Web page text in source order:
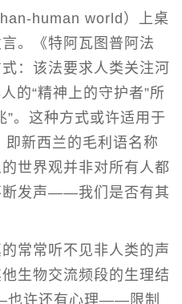
human world）上桌
。《特阿瓦图普阿法
：该法要求人类关注河
“精神上的守护者”所
”。这种方式或许适用于
新西兰的毛利语名称
世界观并非对所有人都
断发声——我们是否有其
常常听不见非人类的声
生物交流频段的生理结
也许还有心理——限制